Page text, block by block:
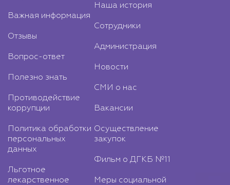
Важная информация
Отзывы
Вопрос-ответ
Полезно знать
Противодействие
коррупции
Политика обработки
персональных
данных
Льготное
лекарственное
Наша история
Сотрудники
Администрация
Новости
СМИ о нас
Вакансии
Осуществление
закупок
Фильм о ДГКБ №11
Меры социальной